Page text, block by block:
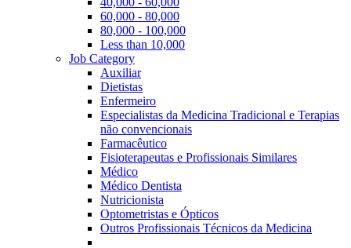
60,000 - 80,000
80,000 - 100,000
Less than 10,000
Job Category
Auxiliar
Dietistas
Enfermeiro
Especialistas da Medicina Tradicional e Terapias
não convencionais
Farmacêutico
Fisioterapeutas e Profissionais Similares
Médico
Médico Dentista
Nutricionista
Optometristas e Ópticos
Outros Profissionais Técnicos da Medicina